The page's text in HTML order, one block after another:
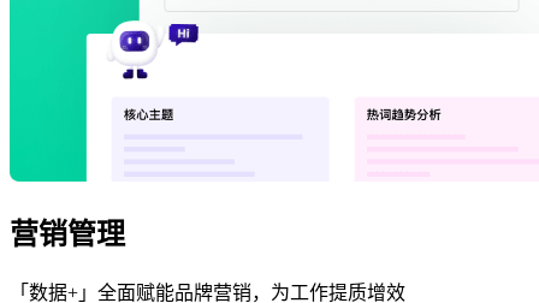
营销管理
「数据+」全面赋能品牌营销，为工作提质增效